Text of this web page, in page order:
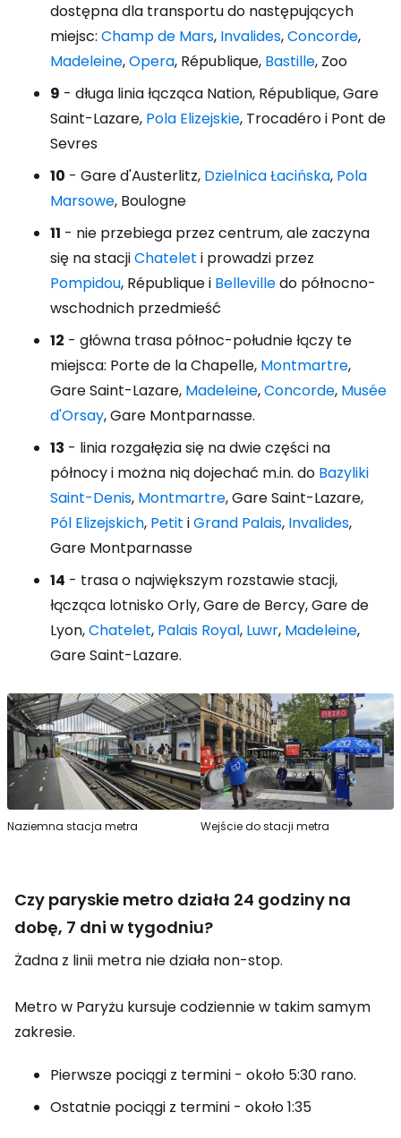
dostępna dla transportu do następujących
miejsc: Champ de Mars, Invalides,Concorde,
Madeleine,Opera, République, Bastille, Zoo
9 - długa linia łącząca Nation, République, Gare
Saint-Lazare, Pola Elizejskie, Trocadéro i Pont de
Sevres
10 - Gare d'Austerlitz, Dzielnica Łacińska, Pola
Marsowe, Boulogne
11 - nie przebiega przez centrum, ale zaczyna
się na stacjiChatelet i prowadzi przez
Pompidou, République i Bellevilledo północno-
wschodnich przedmieść
12 - główna trasa północ-południe łączy te
miejsca: Porte de la Chapelle, Montmartre,
Gare Saint-Lazare, Madeleine,Concorde, Musée
d'Orsay, Gare Montparnasse.
13 - linia rozgałęzia się na dwie części na
północy i można nią dojechać m.in. do Bazyliki
Saint-Denis, Montmartre, Gare Saint-Lazare,
Pól Elizejskich, Petit iGrand Palais, Invalides,
Gare Montparnasse
14 - trasa o największym rozstawie stacji,
łącząca lotnisko Orly, Gare de Bercy, Gare de
Lyon,Chatelet, Palais Royal, Luwr, Madeleine,
Gare Saint-Lazare.
Naziemna stacja metra Wejście do stacji metra
Czy paryskie metro działa 24 godziny na
dobę, 7 dni w tygodniu?
Żadna z linii metra nie działa non-stop.
Metro w Paryżu kursuje codziennie w takim samym
zakresie.
Pierwsze pociągi z termini - około 5:30 rano.
Ostatnie pociągi z termini - około 1:35